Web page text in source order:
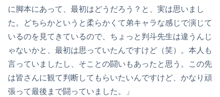
に脚本にあって、最初はどうだろう？と、実は思いまし
た。どちらかというと柔らかくて弟キャラな感じで演じて
いるのを見てきているので、ちょっと判斗先生は違うんじ
ゃないかと、最初は思っていたんですけど（笑）。本人も
言っていましたし、そことの闘いもあったと思う。この先
は皆さんに観て判断してもらいたいんですけど、かなり頑
張って最後まで闘っていました。」